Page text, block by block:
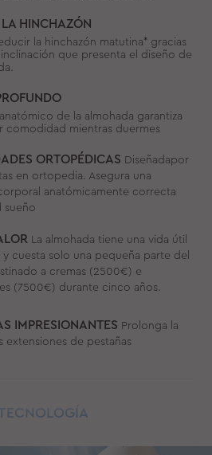
LA HINCHAZÓN
la hinchazón matutina* gracias
inclinación que presenta el diseño de
de la almohada garantiza
comodidad mientras duermes
ORTOPÉDICAS Diseñadapor
en ortopedia. Asegura una
anatómicamente correcta
sueño
La almohada tiene una vida útil
y cuesta solo una pequeña parte del
a cremas (2500€) e
(7500€) durante cinco años.
IMPRESIONANTES Prolonga la
extensiones de pestañas